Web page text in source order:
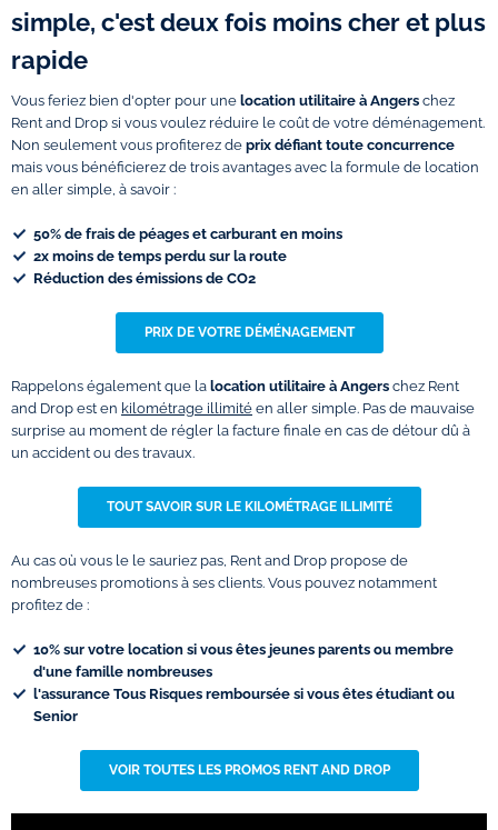
simple, c'est deux fois moins cher et plus
rapide
Vous feriez bien d'opter pour une location utilitaire à Angers chez
Rent and Drop si vous voulez réduire le coût de votre déménagement.
Non seulement vous profiterez de prix défiant toute concurrence
mais vous bénéficierez de trois avantages avec la formule de location
en aller simple, à savoir :
50% de frais de péages et carburant en moins
2x moins de temps perdu sur la route
Réduction des émissions de CO2
PRIX DE VOTRE DÉMÉNAGEMENT
Rappelons également que la location utilitaire à Angers chez Rent
and Drop est en kilométrage illimité en aller simple. Pas de mauvaise
surprise au moment de régler la facture finale en cas de détour dû à
un accident ou des travaux.
TOUT SAVOIR SUR LE KILOMÉTRAGE ILLIMITÉ
Au cas où vous le le sauriez pas, Rent and Drop propose de
nombreuses promotions à ses clients. Vous pouvez notamment
profitez de :
10% sur votre location si vous êtes jeunes parents ou membre
d'une famille nombreuses
l'assurance Tous Risques remboursée si vous êtes étudiant ou
Senior
VOIR TOUTES LES PROMOS RENT AND DROP